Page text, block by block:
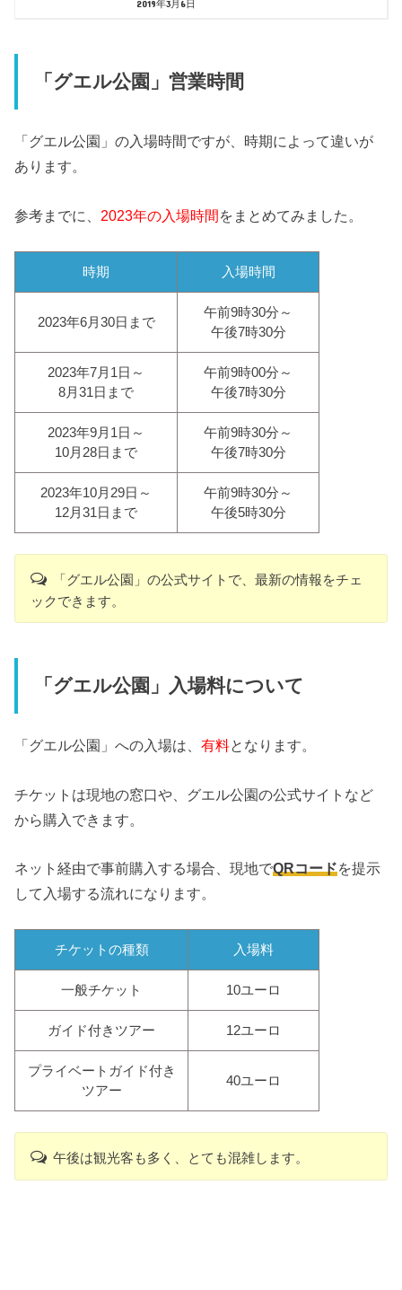
2019年3月6日
「グエル公園」営業時間
「グエル公園」の入場時間ですが、時期によって違いが
あります。
参考までに、 2023年の入場時間をまとめてみました。
時期 入場時間
2023年6月30日まで
午前9時30分～
午後7時30分
2023年7月1日～
8月31日まで
午前9時00分～
午後7時30分
2023年9月1日～
10月28日まで
午前9時30分～
午後7時30分
2023年10月29日～
12月31日まで
午前9時30分～
午後5時30分
「グエル公園」の公式サイトで、最新の情報をチェ
ックできます。
「グエル公園」入場料について
「グエル公園」への入場は、有料となります。
チケットは現地の窓口や、グエル公園の公式サイトなど
から購入できます。
ネット経由で事前購入する場合、現地でQRコードを提示
して入場する流れになります。
チケットの種類 入場料
一般チケット 10ユーロ
ガイド付きツアー 12ユーロ
プライベートガイド付き
ツアー
40ユーロ
午後は観光客も多く、とても混雑します。